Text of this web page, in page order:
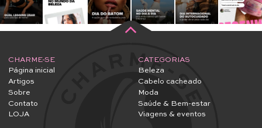
CHARME-SE
Página inicial
Artigos
Sobre
Contato
LOJA
CATEGORIAS
Beleza
Cabelo cacheado
Moda
Saúde & Bem-estar
Viagens & eventos